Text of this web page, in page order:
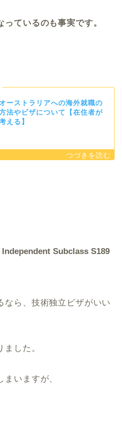
ているのも事実です。
ーストラリアへの海外就職の
法やビザについて【在住者が
える】
Subclass S189
なら、技術独立ビザがいい
した。
いますが、